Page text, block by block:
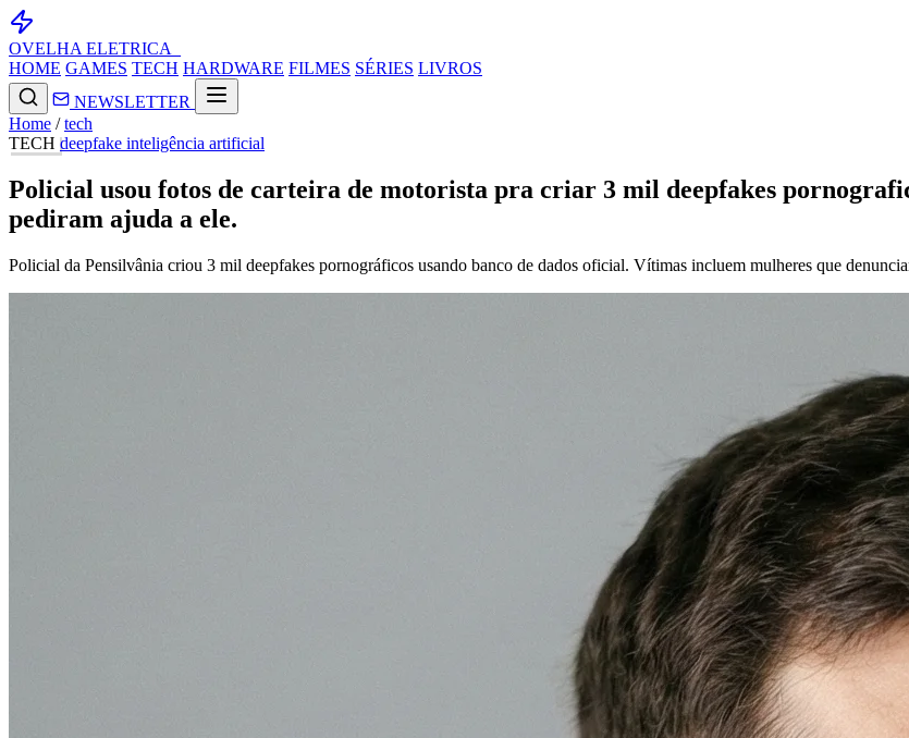
OVELHA ELETRICA_
HOME GAMES TECH HARDWARE FILMES SÉRIES LIVROS
NEWSLETTER
Home / tech
TECH deepfake inteligência artificial
Policial usou fotos de carteira de motorista pra criar 3 mil deepfakes
pediram ajuda a ele.
Policial da Pensilvânia criou 3 mil deepfakes pornográficos usando banco de dados oficial. Vítimas incluem mulheres que